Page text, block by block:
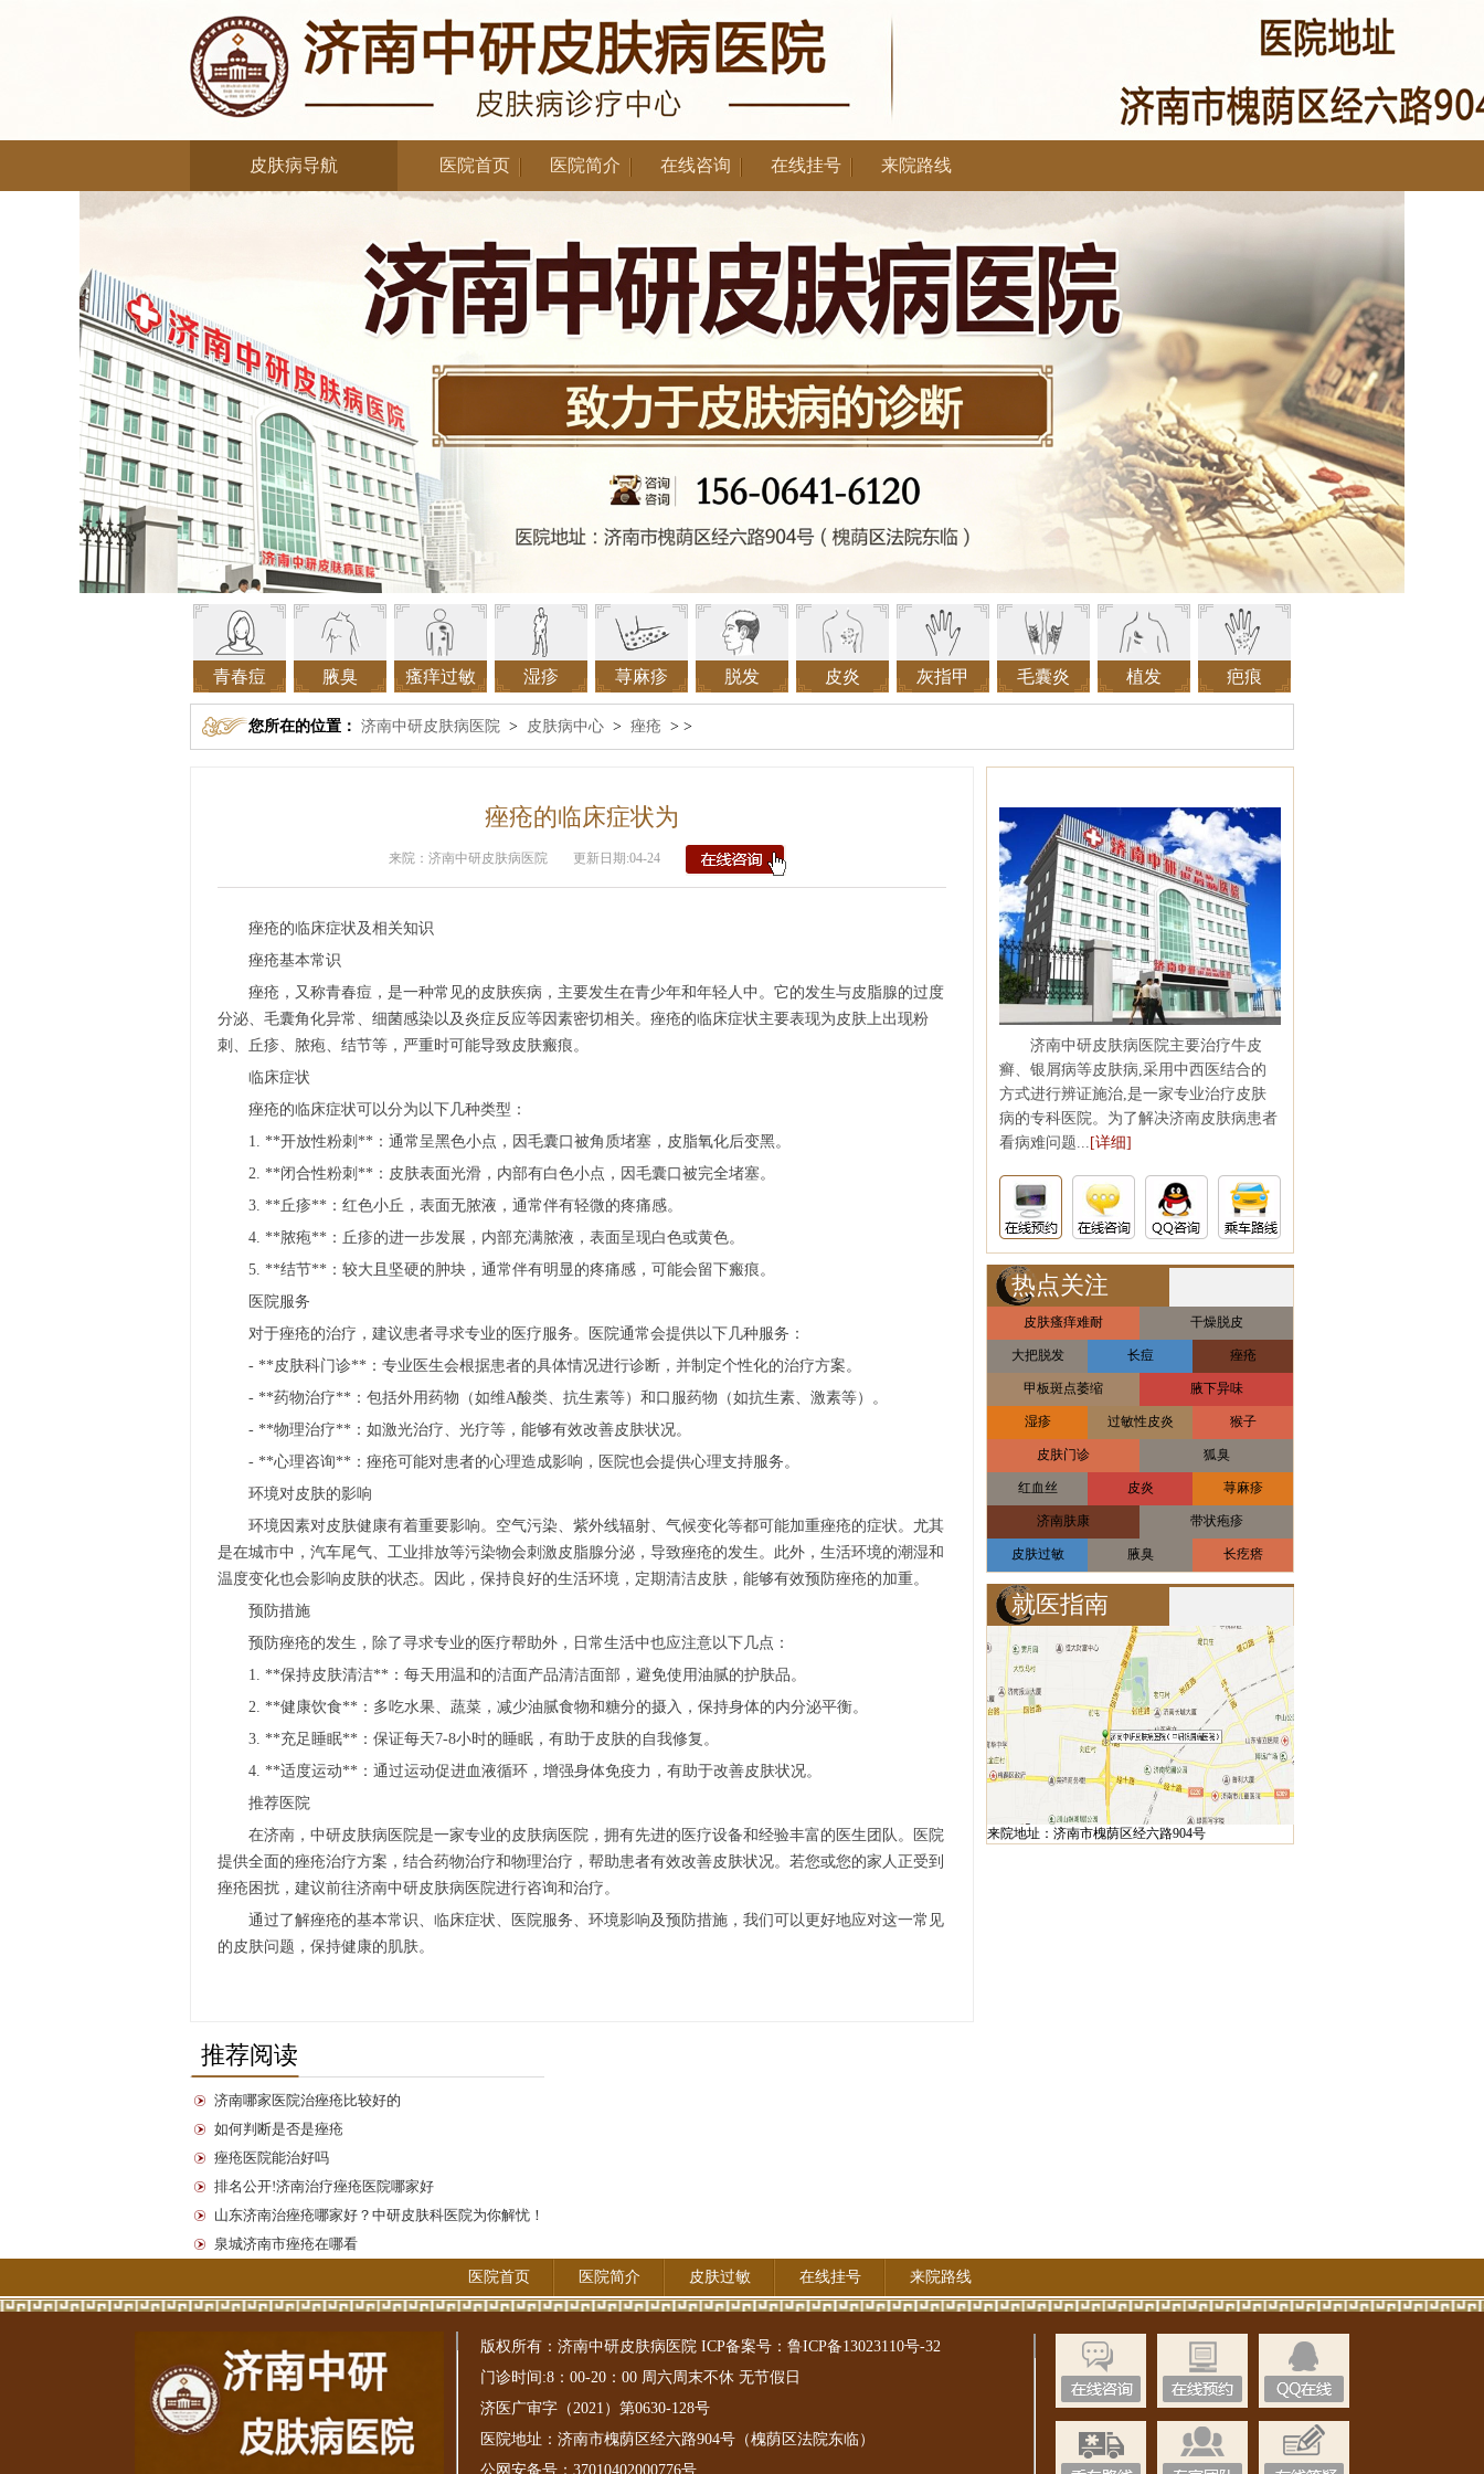
皮肤病导航 医院首页 医院简介 在线咨询 在线挂号 来院路线
青春痘 腋臭 瘙痒过敏 湿疹 荨麻疹 脱发 皮炎 灰指甲 毛囊炎 植发 疤痕
您所在的位置： 济南中研皮肤病医院 > 皮肤病中心 > 痤疮 > >
痤疮的临床症状为
来院：济南中研皮肤病医院 更新日期:04-24
痤疮的临床症状及相关知识
痤疮基本常识
痤疮，又称青春痘，是一种常见的皮肤疾病，主要发生在青少年和年轻人中。它的发生与皮脂腺的过度
分泌、毛囊角化异常、细菌感染以及炎症反应等因素密切相关。痤疮的临床症状主要表现为皮肤上出现粉
刺、丘疹、脓疱、结节等，严重时可能导致皮肤瘢痕。
临床症状
痤疮的临床症状可以分为以下几种类型：
1. **开放性粉刺**：通常呈黑色小点，因毛囊口被角质堵塞，皮脂氧化后变黑。
2. **闭合性粉刺**：皮肤表面光滑，内部有白色小点，因毛囊口被完全堵塞。
3. **丘疹**：红色小丘，表面无脓液，通常伴有轻微的疼痛感。
4. **脓疱**：丘疹的进一步发展，内部充满脓液，表面呈现白色或黄色。
5. **结节**：较大且坚硬的肿块，通常伴有明显的疼痛感，可能会留下瘢痕。
医院服务
对于痤疮的治疗，建议患者寻求专业的医疗服务。医院通常会提供以下几种服务：
- **皮肤科门诊**：专业医生会根据患者的具体情况进行诊断，并制定个性化的治疗方案。
- **药物治疗**：包括外用药物（如维A酸类、抗生素等）和口服药物（如抗生素、激素等）。
- **物理治疗**：如激光治疗、光疗等，能够有效改善皮肤状况。
- **心理咨询**：痤疮可能对患者的心理造成影响，医院也会提供心理支持服务。
环境对皮肤的影响
环境因素对皮肤健康有着重要影响。空气污染、紫外线辐射、气候变化等都可能加重痤疮的症状。尤其
是在城市中，汽车尾气、工业排放等污染物会刺激皮脂腺分泌，导致痤疮的发生。此外，生活环境的潮湿和
温度变化也会影响皮肤的状态。因此，保持良好的生活环境，定期清洁皮肤，能够有效预防痤疮的加重。
预防措施
预防痤疮的发生，除了寻求专业的医疗帮助外，日常生活中也应注意以下几点：
1. **保持皮肤清洁**：每天用温和的洁面产品清洁面部，避免使用油腻的护肤品。
2. **健康饮食**：多吃水果、蔬菜，减少油腻食物和糖分的摄入，保持身体的内分泌平衡。
3. **充足睡眠**：保证每天7-8小时的睡眠，有助于皮肤的自我修复。
4. **适度运动**：通过运动促进血液循环，增强身体免疫力，有助于改善皮肤状况。
推荐医院
在济南，中研皮肤病医院是一家专业的皮肤病医院，拥有先进的医疗设备和经验丰富的医生团队。医院
提供全面的痤疮治疗方案，结合药物治疗和物理治疗，帮助患者有效改善皮肤状况。若您或您的家人正受到
痤疮困扰，建议前往济南中研皮肤病医院进行咨询和治疗。
通过了解痤疮的基本常识、临床症状、医院服务、环境影响及预防措施，我们可以更好地应对这一常见
的皮肤问题，保持健康的肌肤。
推荐阅读
济南哪家医院治痤疮比较好的
如何判断是否是痤疮
痤疮医院能治好吗
排名公开!济南治疗痤疮医院哪家好
山东济南治痤疮哪家好？中研皮肤科医院为你解忧！
泉城济南市痤疮在哪看
济南中研皮肤病医院主要治疗牛皮
癣、银屑病等皮肤病,采用中西医结合的
方式进行辨证施治,是一家专业治疗皮肤
病的专科医院。为了解决济南皮肤病患者
看病难问题... [详细]
热点关注
皮肤瘙痒难耐 干燥脱皮
大把脱发 长痘 痤疮
甲板斑点萎缩 腋下异味
湿疹 过敏性皮炎 猴子
皮肤门诊 狐臭
红血丝 皮炎 荨麻疹
济南肤康 带状疱疹
皮肤过敏 腋臭 长疙瘩
就医指南
来院地址：济南市槐荫区经六路904号
医院首页 医院简介 皮肤过敏 在线挂号 来院路线
版权所有：济南中研皮肤病医院 ICP备案号： 鲁ICP备13023110号-32
门诊时间:8：00-20：00 周六周末不休 无节假日
济医广审字（2021）第0630-128号
医院地址：济南市槐荫区经六路904号（槐荫区法院东临）
公网安备号： 37010402000776号